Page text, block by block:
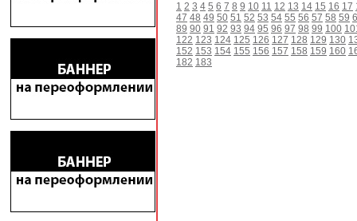
1 2 3 4 5 6 7 8 9 10 11 12 13 14 15 16 17
47 48 49 50 51 52 53 54 55 56 57 58 59
89 90 91 92 93 94 95 96 97 98 99 100
122 123 124 125 126 127 128 129 130
152 153 154 155 156 157 158 159 160
182 183